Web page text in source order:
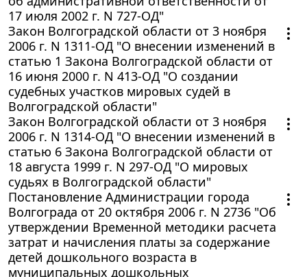
17 июля 2002 г. N 727-ОД"
Закон Волгоградской области от 3 ноября
2006 г. N 1311-ОД "О внесении изменений в
статью 1 Закона Волгоградской области от
16 июня 2000 г. N 413-ОД "О создании
судебных участков мировых судей в
Волгоградской области"
Закон Волгоградской области от 3 ноября
2006 г. N 1314-ОД "О внесении изменений в
статью 6 Закона Волгоградской области от
18 августа 1999 г. N 297-ОД "О мировых
судьях в Волгоградской области"
Постановление Администрации города
Волгограда от 20 октября 2006 г. N 2736 "Об
утверждении Временной методики расчета
затрат и начисления платы за содержание
детей дошкольного возраста в
муниципальных дошкольных